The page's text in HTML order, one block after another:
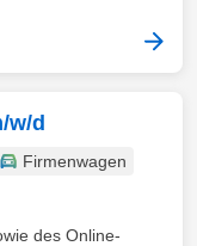
w/d
Firmenwagen
des Online-